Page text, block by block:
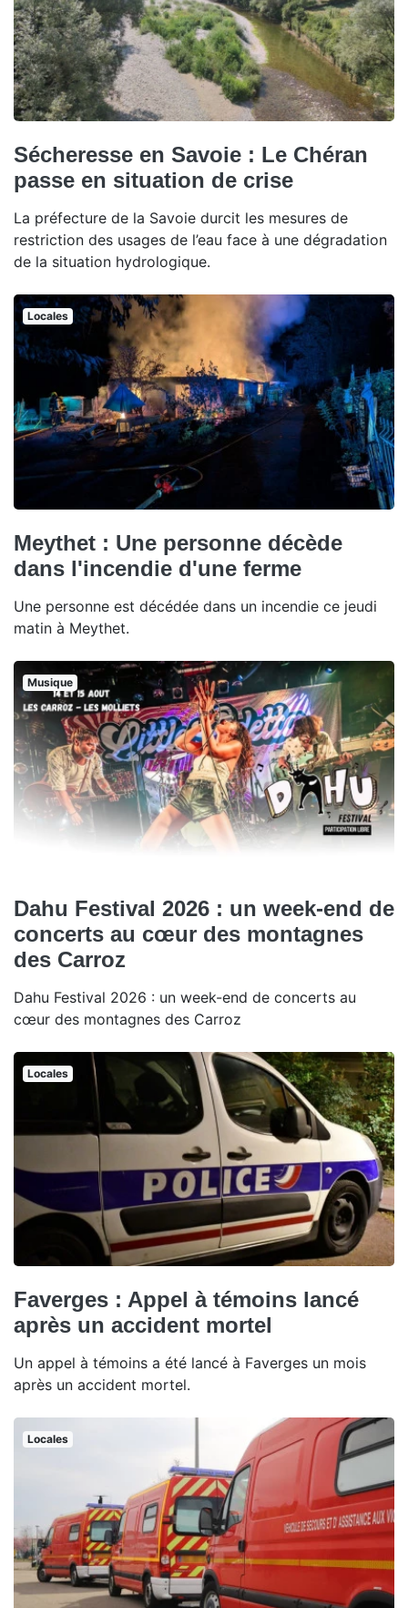
Sécheresse en Savoie : Le Chéran
passe en situation de crise
La préfecture de la Savoie durcit les mesures de
restriction des usages de l’eau face à une dégradation
de la situation hydrologique.
Locales
Meythet : Une personne décède
dans l'incendie d'une ferme
Une personne est décédée dans un incendie ce jeudi
matin à Meythet.
Musique
Dahu Festival 2026 : un week-end de
concerts au cœur des montagnes
des Carroz
Dahu Festival 2026 : un week-end de concerts au
cœur des montagnes des Carroz
Locales
Faverges : Appel à témoins lancé
après un accident mortel
Un appel à témoins a été lancé à Faverges un mois
après un accident mortel.
Locales